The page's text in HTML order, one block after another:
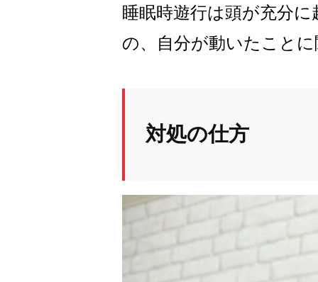
睡眠時遊行は頭が充分
の、自分が動いたこと
対処の仕方